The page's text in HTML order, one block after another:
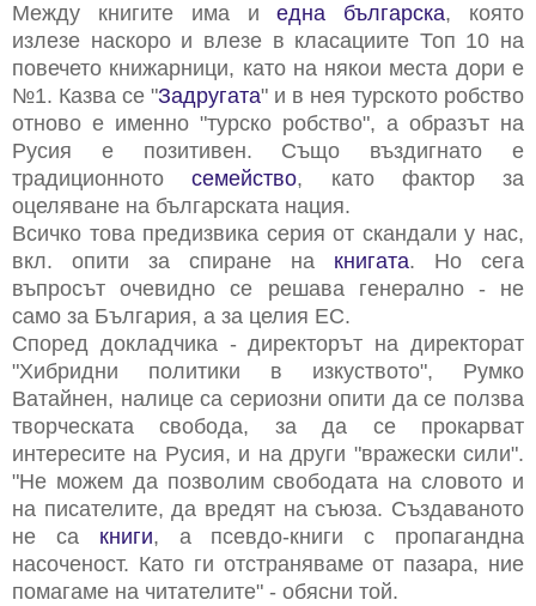
Между книгите има иедна българска, която
излезе наскоро и влезе в класациите Топ 10 на
повечето книжарници, като на някои места дори е
№1. Казва се "Задругата" и в нея турското робство
отново е именно "турско робство", а образът на
Русия е позитивен. Също въздигнато е
традиционнотосемейство, като фактор за
оцеляване на българската нация.
Всичко това предизвика серия от скандали у нас,
вкл. опити за спиране на книгата. Но сега
въпросът очевидно се решава генерално - не
само за България, а за целия ЕС.
Според докладчика - директорът на директорат
"Хибридни политики в изкуството", Румко
Ватайнен, налице са сериозни опити да се ползва
творческата свобода, за да се прокарват
интересите на Русия, и на други "вражески сили".
"Не можем да позволим свободата на словото и
на писателите, да вредят на съюза. Създаваното
не са книги, а псевдо-книги с пропагандна
насоченост. Като ги отстраняваме от пазара, ние
помагаме на читателите" - обясни той.